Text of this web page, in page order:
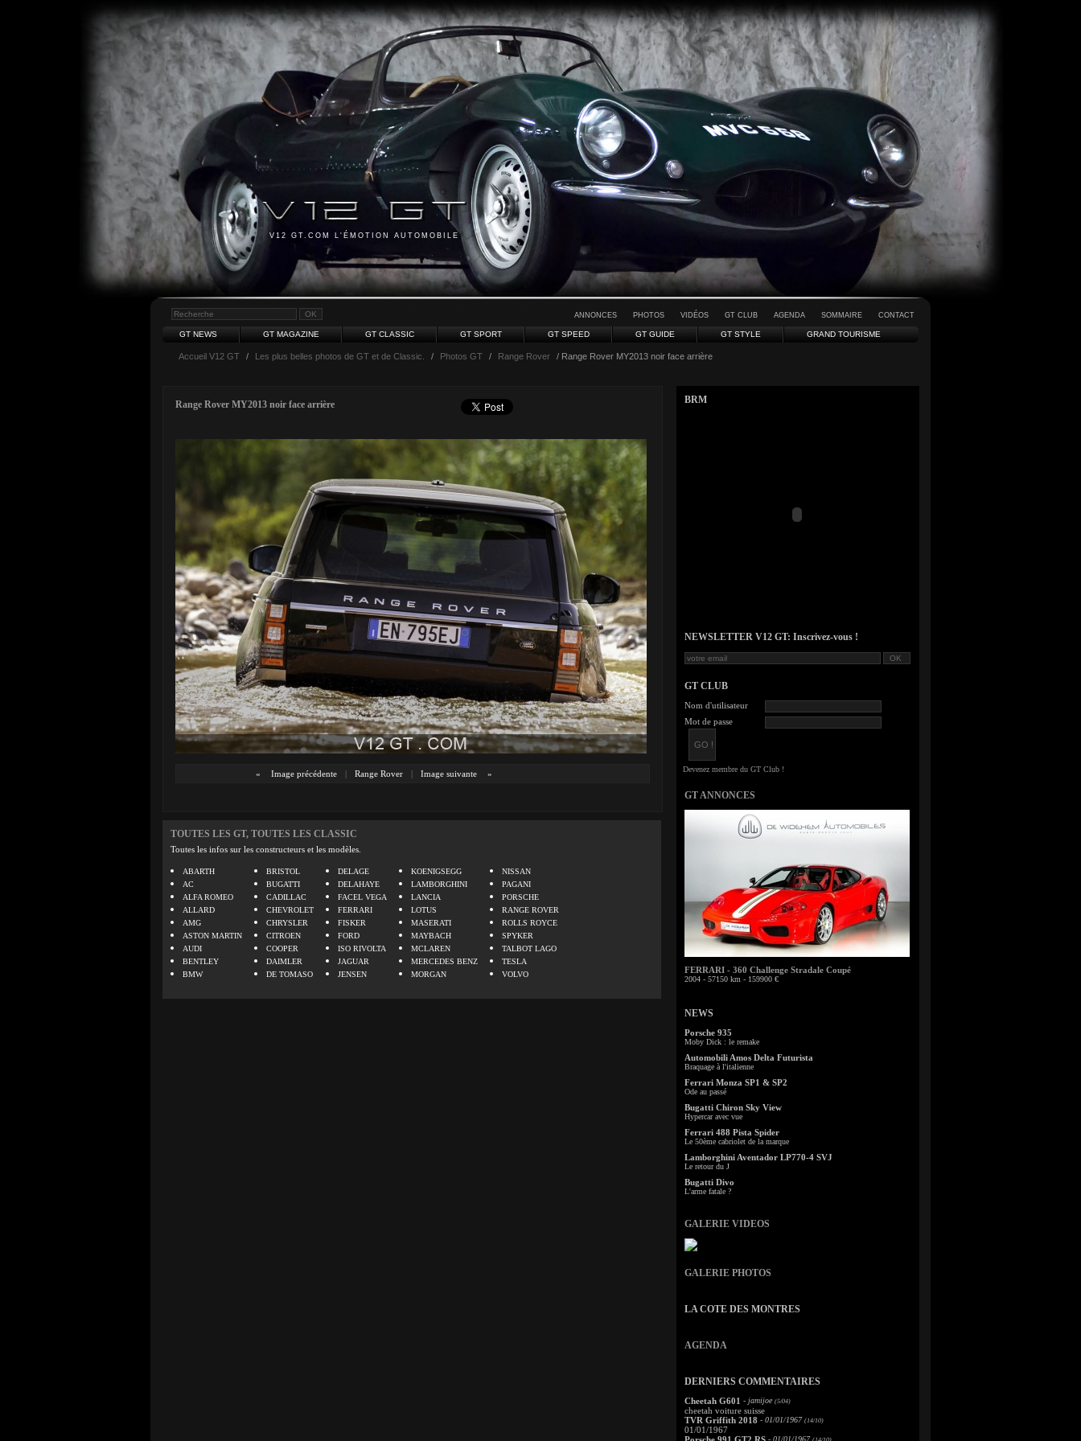
V12 GT.COM L'ÉMOTION AUTOMOBILE
ANNONCES PHOTOS VIDÉOS GT CLUB AGENDA SOMMAIRE CONTACT
GT NEWS GT MAGAZINE GT CLASSIC GT SPORT GT SPEED GT GUIDE GT STYLE GRAND TOURISME
Accueil V12 GT / Les plus belles photos de GT et de Classic. / Photos GT / Range Rover / Range Rover MY2013 noir face arrière
Range Rover MY2013 noir face arrière
« Image précédente | Range Rover | Image suivante »
TOUTES LES GT, TOUTES LES CLASSIC
Toutes les infos sur les constructeurs et les modèles.
ABARTH
AC
ALFA ROMEO
ALLARD
AMG
ASTON MARTIN
AUDI
BENTLEY
BMW
BRISTOL
BUGATTI
CADILLAC
CHEVROLET
CHRYSLER
CITROEN
COOPER
DAIMLER
DE TOMASO
DELAGE
DELAHAYE
FACEL VEGA
FERRARI
FISKER
FORD
ISO RIVOLTA
JAGUAR
JENSEN
KOENIGSEGG
LAMBORGHINI
LANCIA
LOTUS
MASERATI
MAYBACH
MCLAREN
MERCEDES BENZ
MORGAN
NISSAN
PAGANI
PORSCHE
RANGE ROVER
ROLLS ROYCE
SPYKER
TALBOT LAGO
TESLA
VOLVO
BRM
NEWSLETTER V12 GT: Inscrivez-vous !
GT CLUB
Nom d'utilisateur
Mot de passe
GT ANNONCES
FERRARI - 360 Challenge Stradale Coupé
2004 - 57150 km - 159900 €
NEWS
Porsche 935
Moby Dick : le remake
Automobili Amos Delta Futurista
Braquage à l'italienne
Ferrari Monza SP1 & SP2
Ode au passé
Bugatti Chiron Sky View
Hypercar avec vue
Ferrari 488 Pista Spider
Le 50ème cabriolet de la marque
Lamborghini Aventador LP770-4 SVJ
Le retour du J
Bugatti Divo
L'arme fatale ?
GALERIE VIDEOS
GALERIE PHOTOS
LA COTE DES MONTRES
AGENDA
DERNIERS COMMENTAIRES
Cheetah G601 - jamijoe (5/04)
cheetah voiture suisse
TVR Griffith 2018 - 01/01/1967 (14/10)
01/01/1967
- 01/01/1967